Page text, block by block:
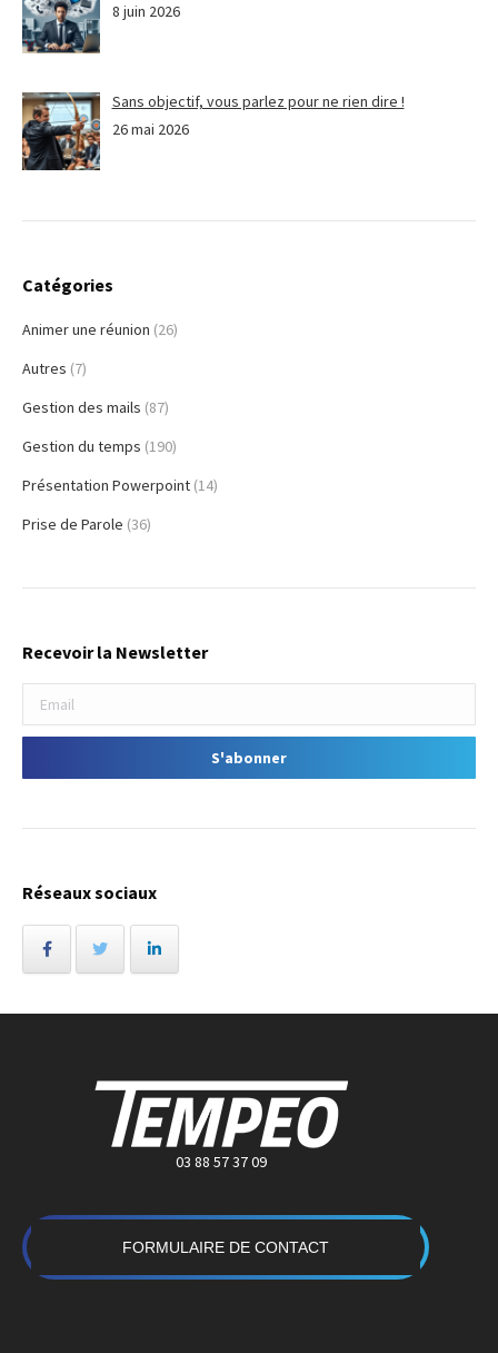
8 juin 2026
Sans objectif, vous parlez pour ne rien dire !
26 mai 2026
Catégories
Animer une réunion (26)
Autres (7)
Gestion des mails (87)
Gestion du temps (190)
Présentation Powerpoint (14)
Prise de Parole (36)
Recevoir la Newsletter
Réseaux sociaux
03 88 57 37 09
FORMULAIRE DE CONTACT